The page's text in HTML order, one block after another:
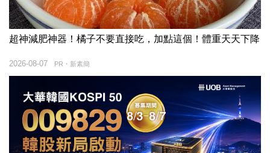
超神減肥神器！橘子不要直接吃，加點這個！體重天天下降
PR・新素簡
2026-08-07